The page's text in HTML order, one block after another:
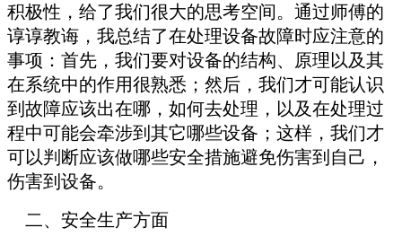
积极性，给了我们很大的思考空间。通过师傅的
谆谆教诲，我总结了在处理设备故障时应注意的
事项：首先，我们要对设备的结构、原理以及其
在系统中的作用很熟悉；然后，我们才可能认识
到故障应该出在哪，如何去处理，以及在处理过
程中可能会牵涉到其它哪些设备；这样，我们才
可以判断应该做哪些安全措施避免伤害到自己，
伤害到设备。
二、安全生产方面